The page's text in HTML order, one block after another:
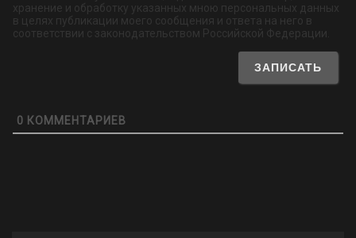
хранение и обработку указанных мною персональных данных
в целях публикации моего сообщения и ответа на него в
соответствии с законодательством Российской Федерации.
0 КОММЕНТАРИЕВ